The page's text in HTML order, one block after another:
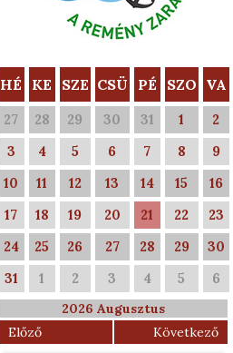
HÉ KE SZE CSÜ PÉ SZO VA
27 28 29 30 31 1
2
3
4 5 6 7 8
9
10
11 12 13 14 15
16
17
18 19 20 21 22
23
24
25 26 27 28 29
30
31
1 2 3 4 5 6
2026 Augusztus
Előző
Következő